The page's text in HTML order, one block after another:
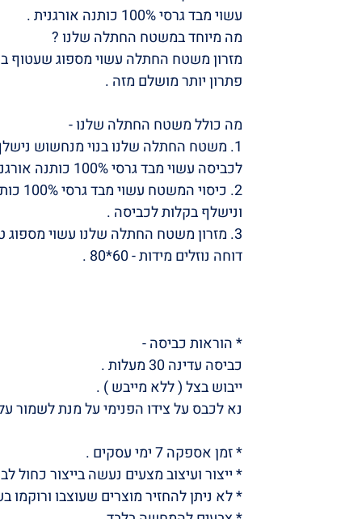
עשוי מבד גרסי 100% כותנה אורגנית .
מה מיוחד במשטח החתלה שלנו ?
מזרון משטח החתלה עשוי מספוג שעטוף
פתרון יותר מושלם מזה .
מה כולל משטח החתלה שלנו -
1. משטח החתלה שלנו בנוי מנחשוש
לכביסה עשוי מבד גרסי 100% כותנה אורגנית מידות - 10*180 .
2.
ונישלף בקלות לכביסה .
3. מזרון משטח החתלה שלנו עשוי מספוג
דוחה נוזלים מידות - 60*80 .
* הוראות כביסה -
כביסה עדינה 30 מעלות .
ייבוש בצל ( ללא מייבש ) .
נא לכבס על צידו הפנימי על מנת לשמור
* זמן אספקה ​​7 ימי עסקים .
* ייצור ועיצוב מצעים נעשה בייצור כחול
* לא ניתן להחזיר מוצרים שעוצבו ורוקמו